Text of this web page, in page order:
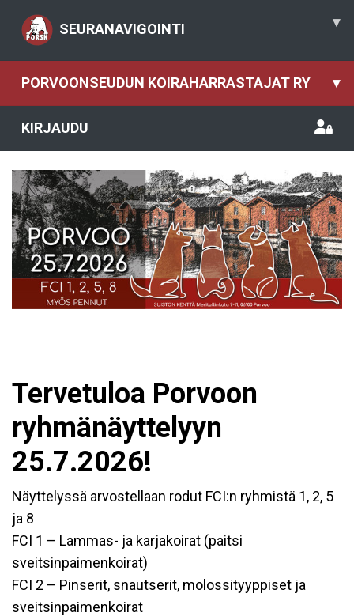
SEURANAVIGOINTI ▾
PORVOONSEUDUN KOIRAHARRASTAJAT RY ▾
KIRJAUDU
Tervetuloa Porvoon
ryhmänäyttelyyn
25.7.2026!
Näyttelyssä arvostellaan rodut FCI:n ryhmistä 1, 2, 5
ja 8
FCI 1 – Lammas- ja karjakoirat (paitsi
sveitsinpaimenkoirat)
FCI 2 – Pinserit, snautserit, molossityyppiset ja
sveitsinpaimenkoirat